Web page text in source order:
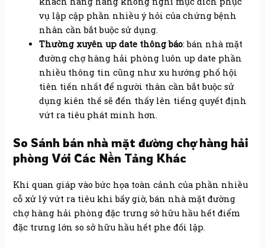
vụ lập cập phần nhiều ý hỏi của chứng bệnh
nhân cần bắt buộc sử dụng.
Thường xuyên up date thông báo: bán nhà mặt
đường chợ hàng hải phòng luôn up date phần
nhiều thông tin cũng như xu hướng phố hội
tiên tiến nhất để người thân cần bắt buộc sử
dụng kiên thế sẽ đến thấy lên tiếng quyết định
vứt ra tiêu phát minh hơn.
So Sánh bán nhà mặt đường chợ hàng hải
phòng Với Các Nền Tảng Khác
Khi quan giáp vào bức họa toàn cảnh của phần nhiều
cỗ xử lý vứt ra tiêu khi bấy giờ, bán nhà mặt đường
chợ hàng hải phòng đặc trưng sở hữu hầu hết điểm
đặc trưng lớn so sở hữu hầu hết phe đối lập.